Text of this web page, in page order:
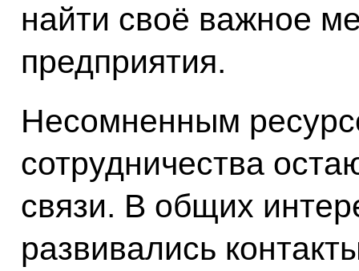
найти своё важное
предприятия.
Несомненным
сотрудничества
связи. В общих
развивались